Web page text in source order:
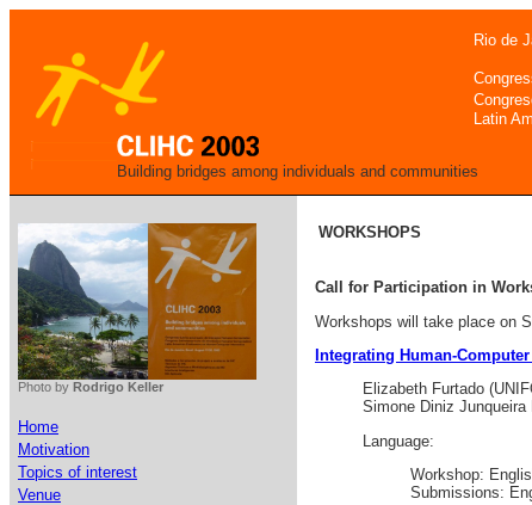
Rio de
Latin
Building bridges among individuals and communities
Photo by Rodrigo Keller
Home
Motivation
Topics of interest
Venue
WORKSHOPS
Call for Participation in
Workshops will take place on
Integrating Human-
Elizabeth Furtado
Simone Diniz
Language:
Workshop:
Submissions: